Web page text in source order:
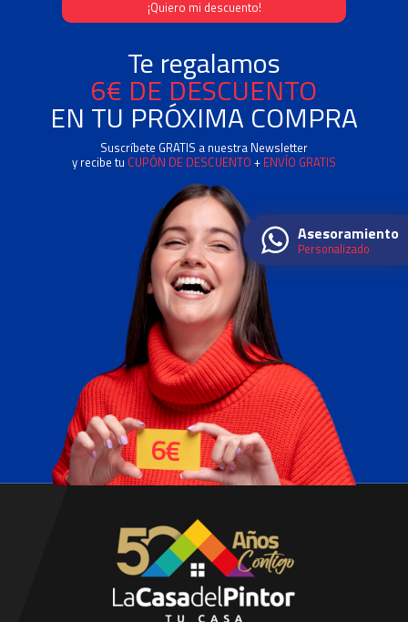
Te regalamos
6€ DE DESCUENTO
EN TU PRÓXIMA COMPRA
Suscríbete GRATIS a nuestra Newsletter
y recibe tu CUPÓN DE DESCUENTO + ENVÍO GRATIS
Asesoramiento
Personalizado